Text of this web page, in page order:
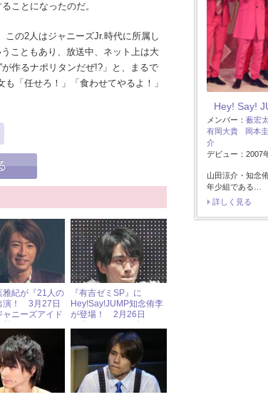
ことになったのだ。
この2人はジャニーズJr.時代に所属し
こともあり、放送中、ネット上は大
が作るナポリタンだぜ!?」と、まるで
「任せろ！」「食わせてやるよ！」
雅紀が『21人の
演！ 3月27日
ャニーズアイド
『有吉ゼミSP』に
Hey!Say!JUMP知念侑李
が登場！ 2月26日
ル出演情報
Hey! Say!
メンバー： 薮宏
有岡大貴
岡本
介
デビュー：2007
山田涼介・知念
年少組である…
詳しく見る